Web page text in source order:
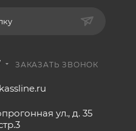
ЗАКАЗАТЬ ЗВОНОК
ул., д. 35